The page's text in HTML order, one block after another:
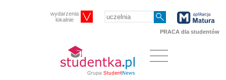
wydarzenia
lokalnie
PRACA dla studentów